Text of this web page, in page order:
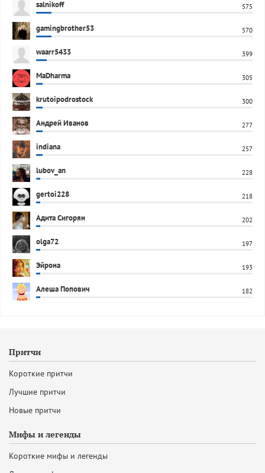
salnikoff 575
gamingbrother53 570
waarr5433 399
MaDharma 305
krutoipodrostock 300
Андрей Иванов 277
indiana 257
lubov_an 228
gertoi228 218
Адита Сигорян 202
olga72 197
Эйрона 193
Алеша Попович 182
Притчи
Короткие притчи
Лучшие притчи
Новые притчи
Мифы и легенды
Короткие мифы и легенды